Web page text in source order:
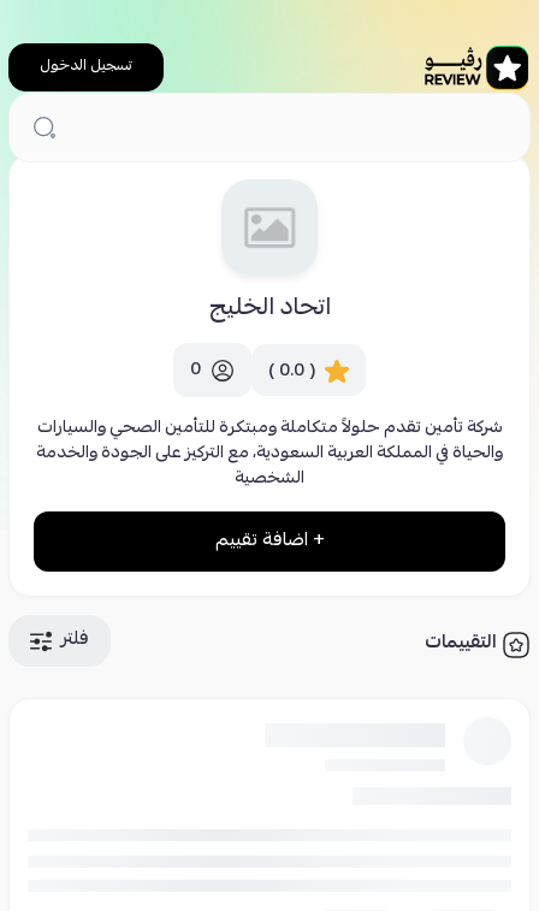
تسجيل الدخول
اتحاد الخليج
( 0.0 )
0
شركة تأمين تقدم حلولاً متكاملة ومبتكرة للتأمين الصحي والسيارات
والحياة في المملكة العربية السعودية، مع التركيز على الجودة والخدمة
الشخصية
+ اضافة تقييم
التقييمات فلتر